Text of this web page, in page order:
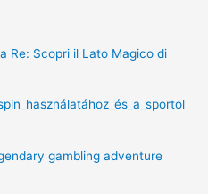
Re: Scopri il Lato Magico di
gambling adventure